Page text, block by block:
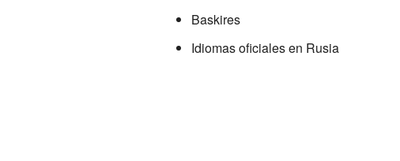
Baskires
Idiomas oficiales en Rusia